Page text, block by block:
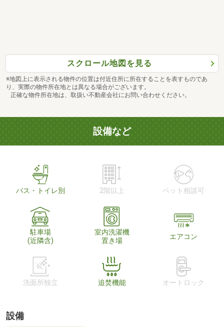
スクロール地図を見る
※地図上に表示される物件の位置は付近住所に所在することを表すものであ
り、実際の物件所在地とは異なる場合がございます。
正確な物件所在地は、取扱い不動産会社にお問い合わせください。
設備など
バス・トイレ別 2階以上 ペット相談可
駐車場
(近隣含)
室内洗濯機
置き場
エアコン
洗面所独立 追焚機能 オートロック
設備